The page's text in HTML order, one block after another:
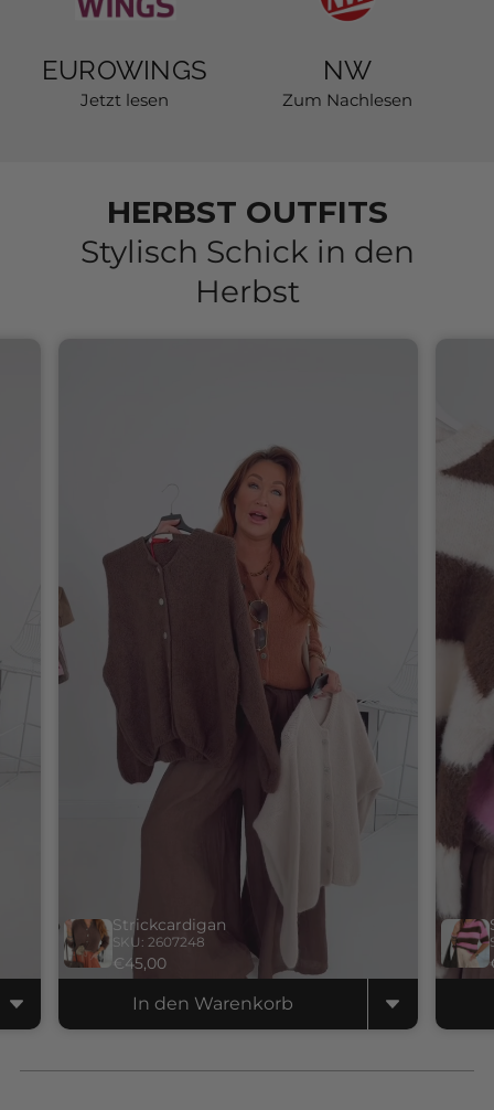
EUROWINGS
Jetzt lesen
NW
Zum Nachlesen
HERBST OUTFITS
Stylisch Schick in den
Herbst
Strickcardigan
SKU: 2607248
€45,00
In den Warenkorb